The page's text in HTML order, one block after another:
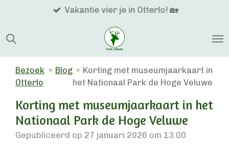
naar
hoofdinhoud
Vakantie vier je in Otterlo! 🏡
Bezoek
Otterlo
» Blog » Korting met museumjaarkaart in
het Nationaal Park de Hoge Veluwe
Korting met museumjaarkaart in het
Nationaal Park de Hoge Veluwe
Gepubliceerd op 27 januari 2026 om 13:00